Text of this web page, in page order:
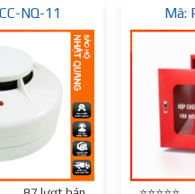
NQ-11 Mã: